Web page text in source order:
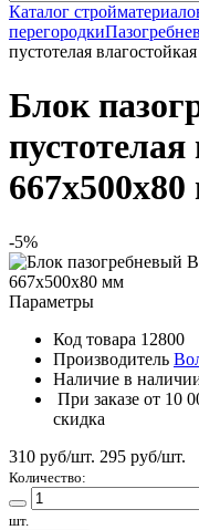
Каталог
перегородки
пустотелая
Блок
-5%
Параметры
Код товара 12800
Производитель
Наличие в
При заказе от 10
скидка
310 руб/шт. 295 руб/шт.
Количество:
шт.